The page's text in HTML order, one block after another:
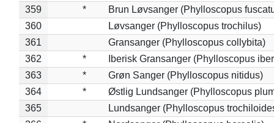
359
*
Brun Løvsanger (Phylloscopus
360
Løvsanger (Phylloscopus trochilus)
361
Gransanger (Phylloscopus collybita)
362
*
Iberisk Gransanger (Phylloscopus
363
*
Grøn Sanger (Phylloscopus nitidus)
364
*
Østlig Lundsanger (Phylloscopus
365
Lundsanger (Phylloscopus